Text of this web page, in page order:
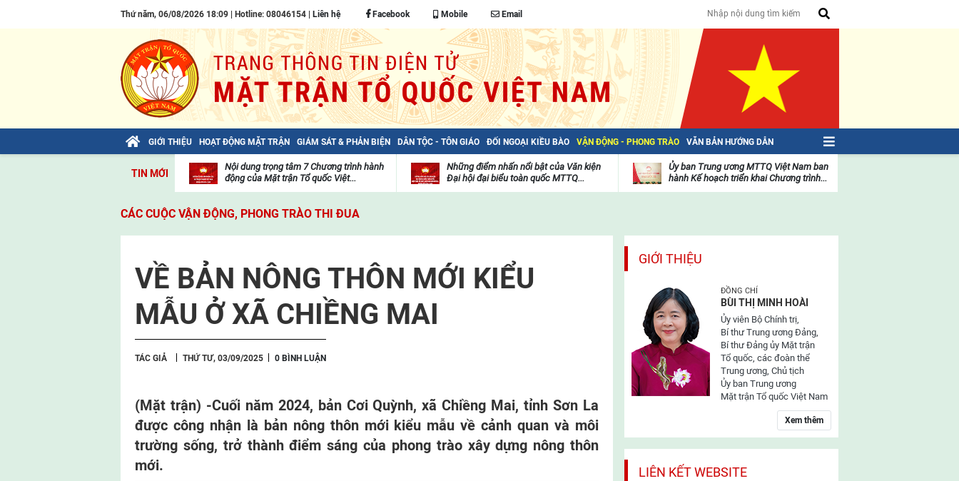
Thứ năm, 06/08/2026 18:09 | Hotline: 08046154 | Liên hệ Facebook Mobile Email
GIỚI THIỆU HOẠT ĐỘNG MẶT TRẬN GIÁM SÁT & PHẢN BIỆN DÂN TỘC - TÔN GIÁO ĐỐI NGOẠI KIỀU BÀO VẬN ĐỘNG - PHONG TRÀO VĂN BẢN HƯỚNG DẪN
TIN MỚI
Bài viết của Tổng Bí thư Tô Lâm: TIẾN
viện
Nội dung trọng tâm 7 Chương trình hành
động của Mặt trận Tổ quốc Việt...
Những điểm nhấn nổi bật của Văn kiện
Đại hội đại biểu toàn quốc MTTQ...
mặt
trận
Ủy ban Trung ương MTTQ Việt Nam ban
hành Kế hoạch triển khai Chương trình...
CÁC CUỘC VẬN ĐỘNG, PHONG TRÀO THI ĐUA
VỀ BẢN NÔNG THÔN MỚI KIỂU
MẪU Ở XÃ CHIỀNG MAI
TÁC GIẢ THỨ TƯ, 03/09/2025 0 BÌNH LUẬN
(Mặt trận) -Cuối năm 2024, bản Cơi Quỳnh, xã Chiềng Mai, tỉnh Sơn La
được công nhận là bản nông thôn mới kiểu mẫu về cảnh quan và môi
trường sống, trở thành điểm sáng của phong trào xây dựng nông thôn
mới.
GIỚI THIỆU
ĐỒNG CHÍ
BÙI THỊ MINH HOÀI
Ủy viên Bộ Chính trị,
Bí thư Trung ương Đảng,
Bí thư Đảng ủy Mặt trận
Tổ quốc, các đoàn thể
Trung ương, Chủ tịch
Ủy ban Trung ương
Mặt trận Tổ quốc Việt Nam
Xem thêm
LIÊN KẾT WEBSITE